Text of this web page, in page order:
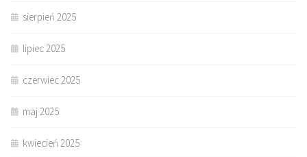
sierpień 2025
lipiec 2025
czerwiec 2025
maj 2025
kwiecień 2025